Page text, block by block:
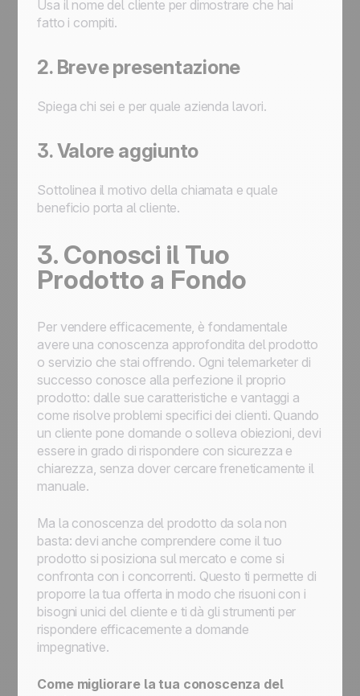
Usa il nome del cliente per dimostrare che hai
fatto i compiti.
2. Breve presentazione
Spiega chi sei e per quale azienda lavori.
3. Valore aggiunto
Sottolinea il motivo della chiamata e quale
beneficio porta al cliente.
3. Conosci il Tuo
Prodotto a Fondo
Per vendere efficacemente, è fondamentale
avere una conoscenza approfondita del prodotto
o servizio che stai offrendo. Ogni telemarketer di
successo conosce alla perfezione il proprio
prodotto: dalle sue caratteristiche e vantaggi a
come risolve problemi specifici dei clienti. Quando
un cliente pone domande o solleva obiezioni, devi
essere in grado di rispondere con sicurezza e
chiarezza, senza dover cercare freneticamente il
manuale.
Ma la conoscenza del prodotto da sola non
basta: devi anche comprendere come il tuo
prodotto si posiziona sul mercato e come si
confronta con i concorrenti. Questo ti permette di
proporre la tua offerta in modo che risuoni con i
bisogni unici del cliente e ti dà gli strumenti per
rispondere efficacemente a domande
impegnative.
Come migliorare la tua conoscenza del